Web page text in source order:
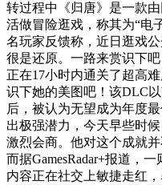
转过程中《归唐》是一款
活做冒险逛戏，称其为“电
名玩家反馈称，近日逛戏
很是还原。一路来赏识下
正在17小时内通关了超高
识下她的美图吧！该DLC
后，被认为无望成为年度
出极强潜力，今天早些时
激烈会商。他对这个成就
而据GamesRadar+报道，
内容正在社交上敏捷走红，